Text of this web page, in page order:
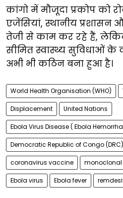
कांगो में मौजूदा प्रकोप को
एजेंसियां, स्थानीय प्रशासन
तेजी से काम कर रहे हैं,
सीमित स्वास्थ्य सुविधाओं के
अभी भी कठिन बना हुआ है।
World Health Organisation (WHO)
Displacement United Nations
Ebola Virus Disease ( Ebola
Democratic Republic of Congo (DRC)
coronavirus vaccine
Ebola virus Ebola fever